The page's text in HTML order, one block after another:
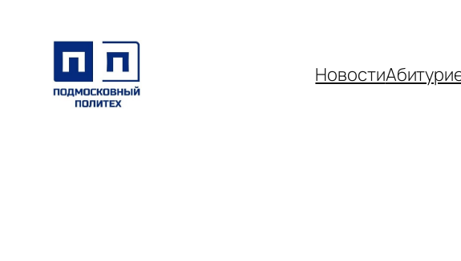
содержимому
Новости